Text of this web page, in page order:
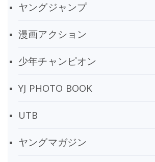
ヤングジャンプ
漫画アクション
少年チャンピオン
YJ PHOTO BOOK
UTB
ヤングマガジン